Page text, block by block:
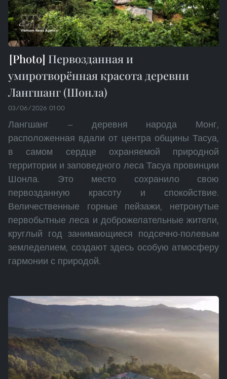
Первозданная и
умиротворённая красота деревни
Лангшанг (Шонла)
03/06/2026 01:00
Лангшанг — деревня народа Монг,
расположенная вдали от центра общины Тасуа,
в самом сердце охраняемой природной
территории и заповедного леса Тасуа провинции
Шонла. Это место сохранило свою
первозданную красоту и спокойствие.
Величественные горные пейзажи, нетронутые
первобытные леса и доброжелательные жители,
круглый год занимающиеся подсечно-полевым
земледелием, создают здесь особую атмосферу
гармонии с природой.